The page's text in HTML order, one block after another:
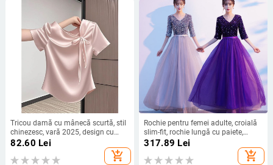
Tricou damă cu mânecă scurtă, stil
chinezesc, vară 2025, design cu
funda și bretele, croială Slim, top
82.60 Lei
add_shopping_cart
Rochie pentru femei adulte, croială
slim-fit, rochie lungă cu paiete,
material amestec bumbac-acril
(80–90% din țesătura principală),
toamnă 2021
317.89 Lei
add_shopping_cart